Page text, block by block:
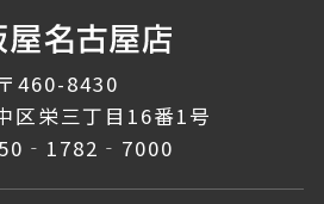
460-8430
区栄三丁目16番1号